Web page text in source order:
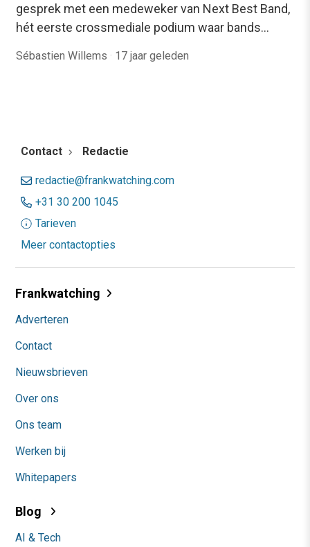
gesprek met een medeweker van Next Best Band,
hét eerste crossmediale podium waar bands…
Sébastien Willems · 17 jaar geleden
Contact Redactie
redactie@frankwatching.com
+31 30 200 1045
Tarieven
Meer contactopties
Frankwatching
Adverteren
Contact
Nieuwsbrieven
Over ons
Ons team
Werken bij
Whitepapers
Blog
AI & Tech